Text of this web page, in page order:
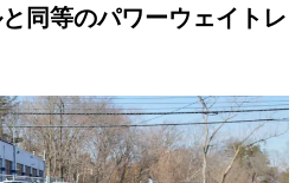
同等のパワーウェイトレ